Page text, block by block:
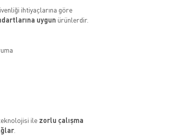
ihtiyaçlarına göre
uygun ürünlerdir.
ile zorlu çalışma
.